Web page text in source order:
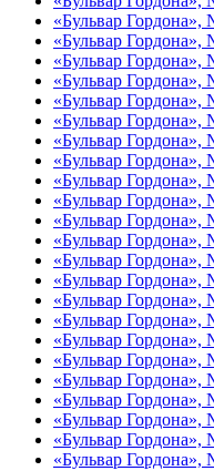
«Бульвар
«Бульвар
«Бульвар
«Бульвар
«Бульвар
«Бульвар
«Бульвар
«Бульвар
«Бульвар
«Бульвар
«Бульвар
«Бульвар Гордона»,
«Бульвар Гордона»,
«Бульвар Гордона»,
«Бульвар Гордона»,
«Бульвар Гордона»,
«Бульвар Гордона»,
«Бульвар Гордона»,
«Бульвар Гордона»,
«Бульвар Гордона»,
«Бульвар Гордона»,
«Бульвар Гордона»,
«Бульвар Гордона»,